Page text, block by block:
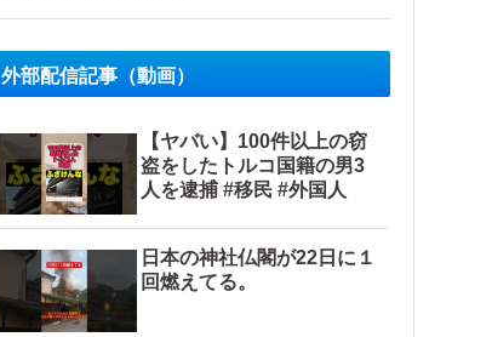
外部配信記事（動画）
【ヤバい】100件以上の窃
盗をしたトルコ国籍の男3
人を逮捕 #移民 #外国人
日本の神社仏閣が22日に１
回燃えてる。